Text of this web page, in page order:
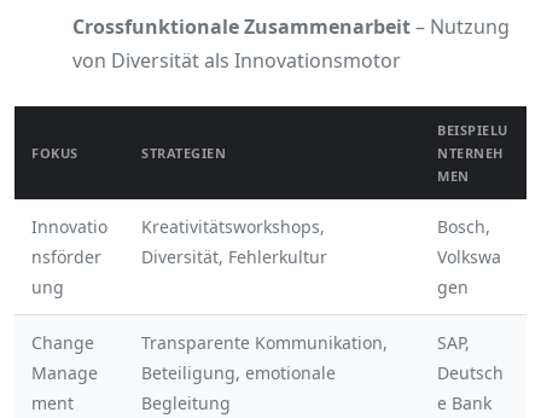
Crossfunktionale Zusammenarbeit– Nutzung
von Diversität als Innovationsmotor
FOKUS STRATEGIEN
BEISPIELU
NTERNEH
MEN
Innovatio
nsförder
ung
Kreativitätsworkshops,
Diversität, Fehlerkultur
Bosch,
Volkswa
gen
Change
Manage
ment
Transparente Kommunikation,
Beteiligung, emotionale
Begleitung
SAP,
Deutsch
e Bank